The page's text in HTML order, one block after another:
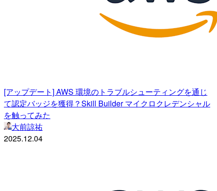
[アップデート] AWS 環境のトラブルシューティングを通じ
て認定バッジを獲得？Skill Builder マイクロクレデンシャル
を触ってみた
大前諒祐
2025.12.04